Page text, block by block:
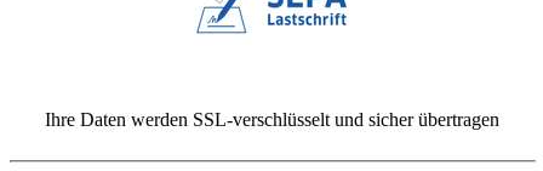
Ihre Daten werden SSL-verschlüsselt und sicher übertragen